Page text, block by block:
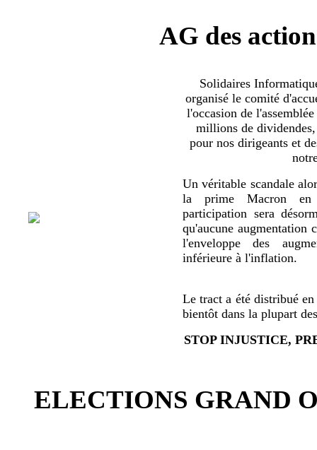
AG des
Solidaires
organisé le comité
l'occasion de
millions de
pour nos dirigeants et
Un véritable scandale
la prime Macron
participation sera
qu'aucune augmentation
l'enveloppe des
inférieure à l'inflation.
Le tract a été distribué en
bientôt dans la plupart
STOP INJUSTICE,
ELECTIONS GRAND